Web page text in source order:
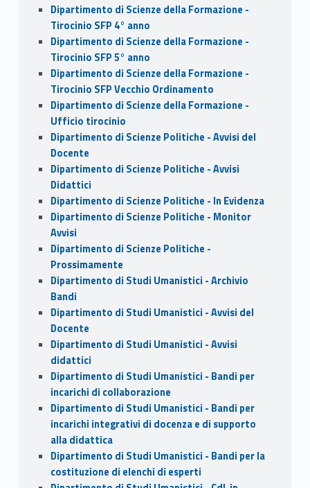
Dipartimento di Scienze della Formazione -
Tirocinio SFP 4° anno
Dipartimento di Scienze della Formazione -
Tirocinio SFP 5° anno
Dipartimento di Scienze della Formazione -
Tirocinio SFP Vecchio Ordinamento
Dipartimento di Scienze della Formazione -
Ufficio tirocinio
Dipartimento di Scienze Politiche - Avvisi del
Docente
Dipartimento di Scienze Politiche - Avvisi
Didattici
Dipartimento di Scienze Politiche - In Evidenza
Dipartimento di Scienze Politiche - Monitor
Avvisi
Dipartimento di Scienze Politiche -
Prossimamente
Dipartimento di Studi Umanistici - Archivio
Bandi
Dipartimento di Studi Umanistici - Avvisi del
Docente
Dipartimento di Studi Umanistici - Avvisi
didattici
Dipartimento di Studi Umanistici - Bandi per
incarichi di collaborazione
Dipartimento di Studi Umanistici - Bandi per
incarichi integrativi di docenza e di supporto
alla didattica
Dipartimento di Studi Umanistici - Bandi per la
costituzione di elenchi di esperti